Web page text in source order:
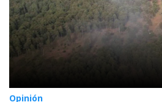
Opinión